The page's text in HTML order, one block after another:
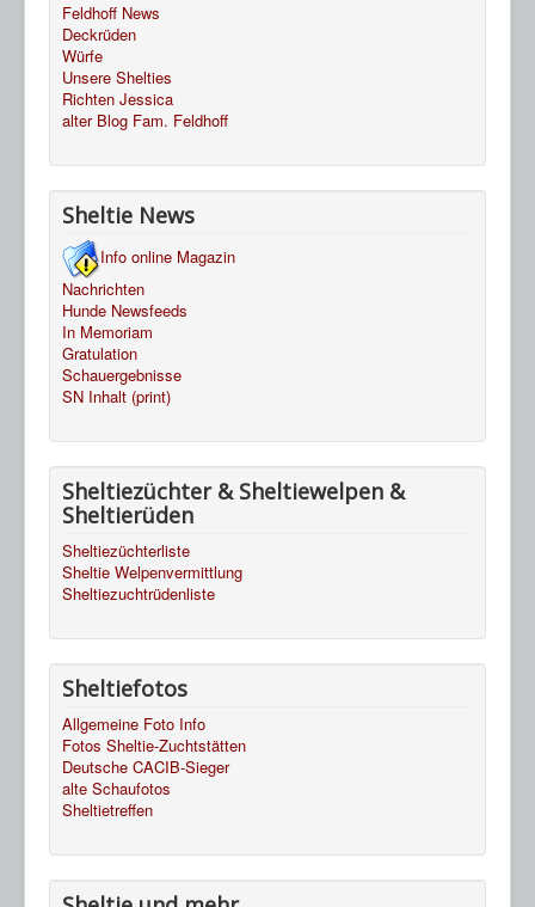
Feldhoff News
Deckrüden
Würfe
Unsere Shelties
Richten Jessica
alter Blog Fam. Feldhoff
Sheltie News
Info online Magazin
Nachrichten
Hunde Newsfeeds
In Memoriam
Gratulation
Schauergebnisse
SN Inhalt (print)
Sheltiezüchter & Sheltiewelpen &
Sheltierüden
Sheltiezüchterliste
Sheltie Welpenvermittlung
Sheltiezuchtrüdenliste
Sheltiefotos
Allgemeine Foto Info
Fotos Sheltie-Zuchtstätten
Deutsche CACIB-Sieger
alte Schaufotos
Sheltietreffen